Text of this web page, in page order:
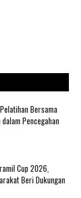
Bersama
Pencegahan
Cup 2026,
Beri Dukungan